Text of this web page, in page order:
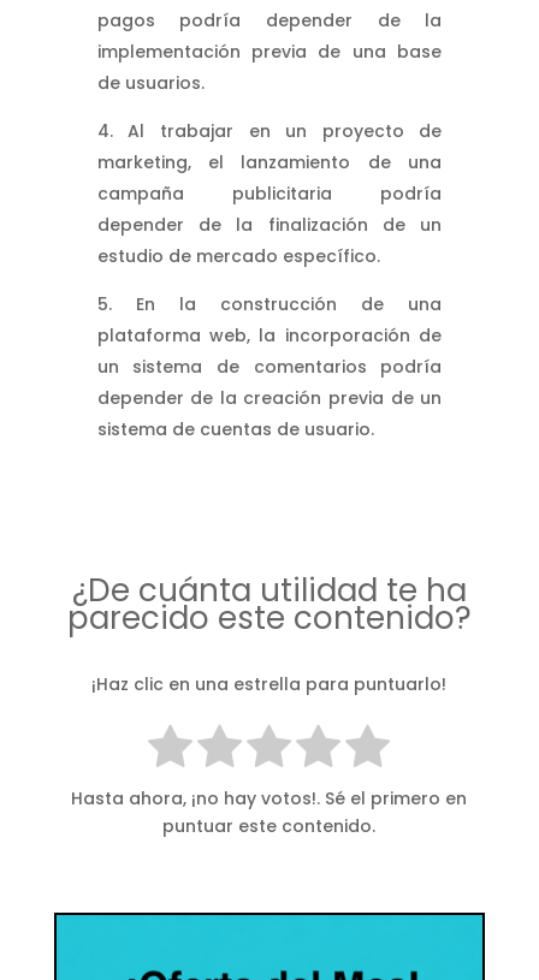
pagos podría depender de la
implementación previa de una base
de usuarios.
Al trabajar en un proyecto de
marketing, el lanzamiento de una
campaña publicitaria podría
depender de la finalización de un
estudio de mercado específico.
En la construcción de una
plataforma web, la incorporación de
un sistema de comentarios podría
depender de la creación previa de un
sistema de cuentas de usuario.
¿De cuánta utilidad te ha
parecido este contenido?
¡Haz clic en una estrella para puntuarlo!
Hasta ahora, ¡no hay votos!. Sé el primero en
puntuar este contenido.